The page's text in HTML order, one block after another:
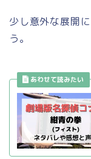
少し意外な展開
う。